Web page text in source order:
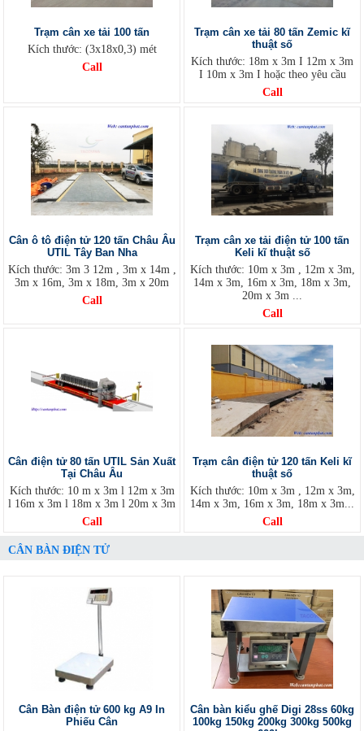
Trạm cân xe tải 100 tấn
Kích thước: (3x18x0,3) mét
Call
Trạm cân xe tải 80 tấn Zemic kĩ
thuật số
Kích thước: 18m x 3m I 12m x 3m
I 10m x 3m I hoặc theo yêu cầu
Call
Cân ô tô điện tử 120 tấn Châu Âu
UTIL Tây Ban Nha
Kích thước: 3m 3 12m , 3m x 14m ,
3m x 16m, 3m x 18m, 3m x 20m
Call
Trạm cân xe tải điện tử 100 tấn
Keli kĩ thuật số
Kích thước: 10m x 3m , 12m x 3m,
14m x 3m, 16m x 3m, 18m x 3m,
20m x 3m ...
Call
Cân điện tử 80 tấn UTIL Sản Xuất
Tại Châu Âu
Kích thước: 10 m x 3m l 12m x 3m
l 16m x 3m l 18m x 3m l 20m x 3m
Call
Trạm cân điện tử 120 tấn Keli kĩ
thuật số
Kích thước: 10m x 3m , 12m x 3m,
14m x 3m, 16m x 3m, 18m x 3m...
Call
CÂN BÀN ĐIỆN TỬ
Cân Bàn điện tử 600 kg A9 In
Phiếu Cân
Cân bàn kiểu ghế Digi 28ss 60kg
100kg 150kg 200kg 300kg 500kg